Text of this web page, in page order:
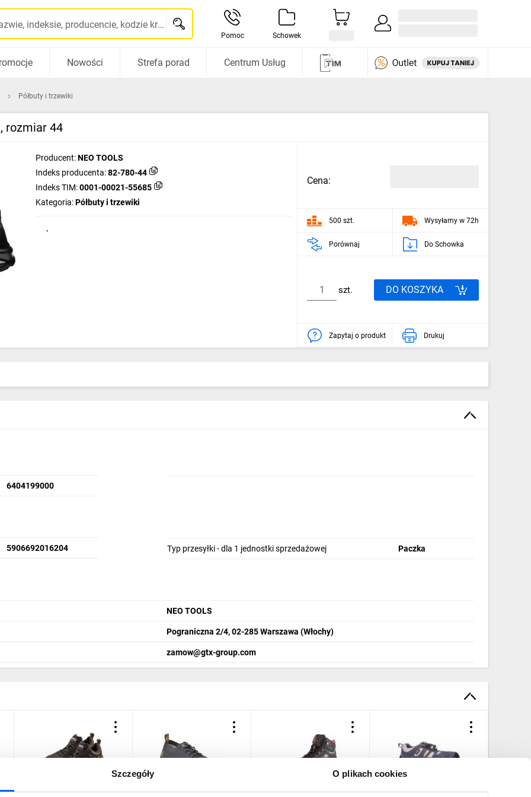
Szczegóły O plikach cookies
Szukaj po nazwie, indeksie, producencie, kodzie kreskowym...
Pomoc Schowek
Nowości Strefa porad Centrum Usług
Półbuty i trzewiki
rozmiar 44
Producent:NEO TOOLS
Indeks producenta:82-780-44
Indeks TIM:0001-00021-55685
Kategoria:Półbuty i trzewiki
Cena:
500 szt. Wysyłamy w 72h
Porównaj Do Schowka
szt. DO KOSZYKA
Zapytaj o produkt Drukuj
6404199000
5906692016204 Typ przesyłki - dla 1 jednostki sprzedażowej Paczka
NEO TOOLS
Pograniczna 2/4, 02-285 Warszawa (Włochy)
zamow@gtx-group.com